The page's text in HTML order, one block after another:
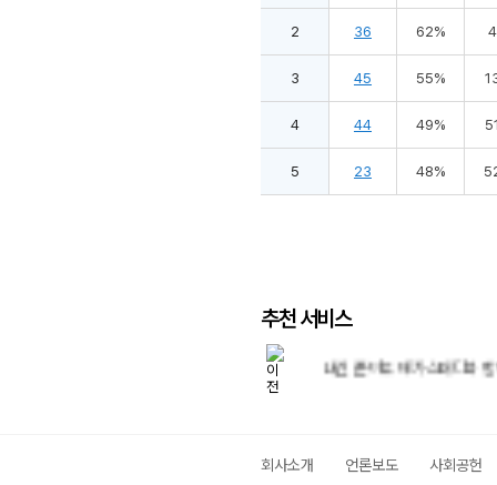
2 36 62%
3 45 55%
4 44 49%
5 23 48%
추천 서비스
내신 준비도 메가스터디와 함
회사소개 언론보도 사회공헌